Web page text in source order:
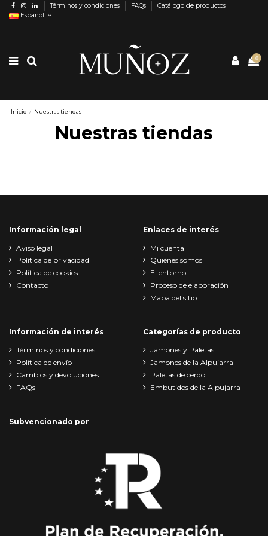
Términos y condiciones FAQs
Catálogo de productos
Español
0
Inicio Nuestras tiendas
Nuestras tiendas
Información legal
Aviso legal
Política de privacidad
Política de cookies
Contacto
Enlaces de interés
Mi cuenta
Quiénes somos
El entorno
Proceso de elaboración
Mapa del sitio
Información de interés
Términos y condiciones
Política de envío
Cambios y devoluciones
FAQs
Categorías de producto
Jamones y Paletas
Jamones de la Alpujarra
Paletas de cerdo
Embutidos de la Alpujarra
Subvencionado por